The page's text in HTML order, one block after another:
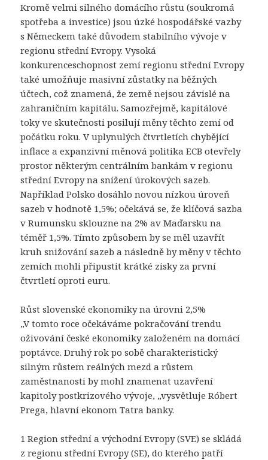
Kromě velmi silného domácího růstu (soukromá
spotřeba a investice) jsou úzké hospodářské vazby
s Německem také důvodem stabilního vývoje v
regionu střední Evropy. Vysoká
konkurenceschopnost zemí regionu střední Evropy
také umožňuje masivní zůstatky na běžných
účtech, což znamená, že země nejsou závislé na
zahraničním kapitálu. Samozřejmě, kapitálové
toky ve skutečnosti posilují měny těchto zemí od
počátku roku. V uplynulých čtvrtletích chybějící
inflace a expanzivní měnová politika ECB otevřely
prostor některým centrálním bankám v regionu
střední Evropy na snížení úrokových sazeb.
Například Polsko dosáhlo novou nízkou úroveň
sazeb v hodnotě 1,5%; očekává se, že klíčová sazba
v Rumunsku sklouzne na 2% av Maďarsku na
téměř 1,5%. Tímto způsobem by se měl uzavřít
kruh snižování sazeb a následně by měny v těchto
zemích mohli připustit krátké zisky za první
čtvrtletí oproti euru.
Růst slovenské ekonomiky na úrovni 2,5%
„V tomto roce očekáváme pokračování trendu
oživování české ekonomiky založeném na domácí
poptávce. Druhý rok po sobě charakteristický
silným růstem reálných mezd a růstem
zaměstnanosti by mohl znamenat uzavření
kapitoly postkrizového vývoje, „vysvětluje Róbert
Prega, hlavní ekonom Tatra banky.
1 Region střední a východní Evropy (SVE) se skládá
z regionu střední Evropy (SE), do kterého patří